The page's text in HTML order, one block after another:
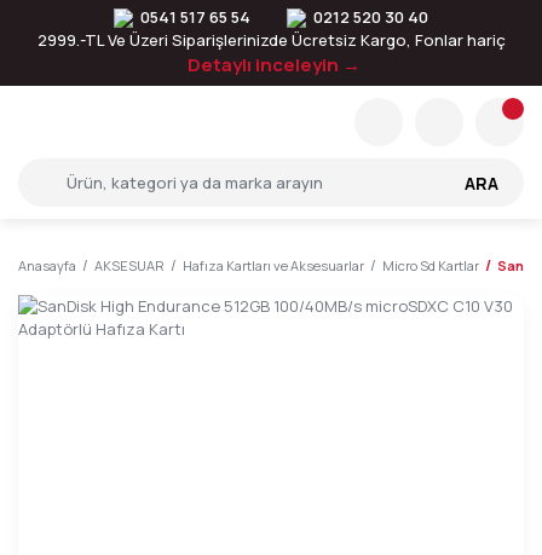
0541 517 65 54
0212 520 30 40
2999.-TL Ve Üzeri Siparişlerinizde Ücretsiz Kargo, Fonlar hariç
Detaylı inceleyin →
ARA
Anasayfa AKSESUAR Hafıza Kartları ve Aksesuarlar Micro Sd Kartlar